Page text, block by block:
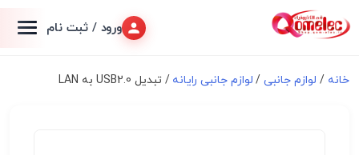
ورود / ثبت نام
خانه / لوازم جانبی/ لوازم جانبی رایانه / تبدیل USB2.0 به LAN